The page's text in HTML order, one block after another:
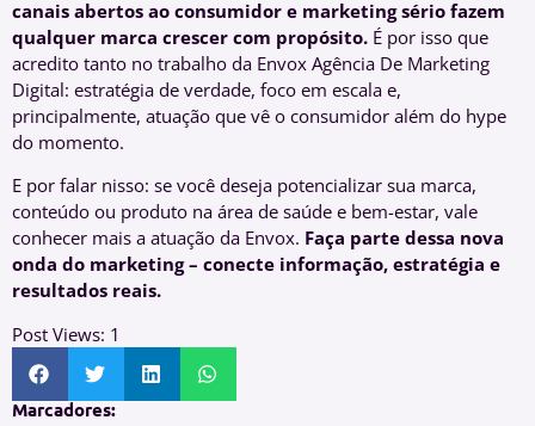
canais abertos ao consumidor e marketing sério fazem
qualquer marca crescer com propósito. É por isso que
acredito tanto no trabalho da Envox Agência De Marketing
Digital: estratégia de verdade, foco em escala e,
principalmente, atuação que vê o consumidor além do hype
do momento.
E por falar nisso: se você deseja potencializar sua marca,
conteúdo ou produto na área de saúde e bem-estar, vale
conhecer mais a atuação da Envox. Faça parte dessa nova
onda do marketing – conecte informação, estratégia e
resultados reais.
Post Views: 1
Marcadores: